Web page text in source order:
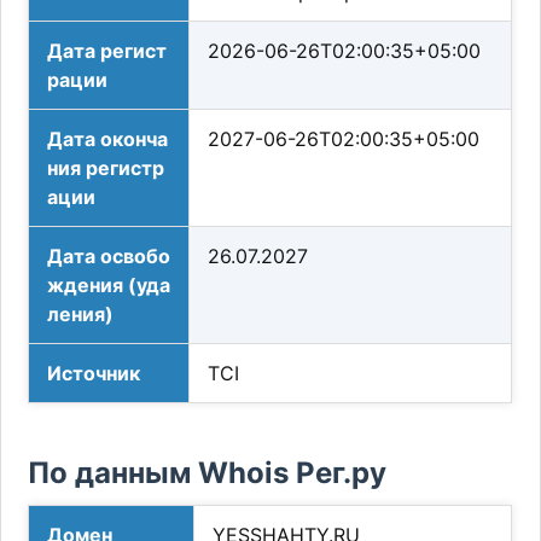
Дата регист
рации
2026-06-26T02:00:35+05:00
Дата оконча
ния регистр
ации
2027-06-26T02:00:35+05:00
Дата освобо
ждения (уда
ления)
26.07.2027
Источник TCI
По данным Whois Рег.ру
Домен YESSHAHTY.RU